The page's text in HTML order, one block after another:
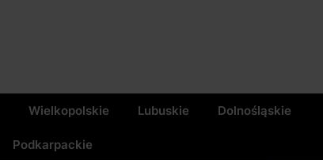
Wielkopolskie Lubuskie Dolnośląskie
Podkarpackie